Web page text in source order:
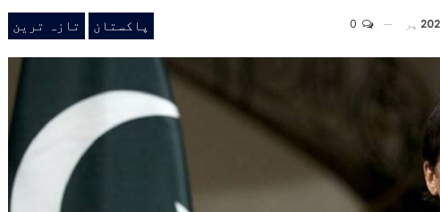
پاکستان تازہ ترین پر